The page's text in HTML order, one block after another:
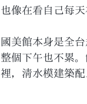
也像在看自己每天
國美館本身是全
整個下午也不累
裡，清水模建築